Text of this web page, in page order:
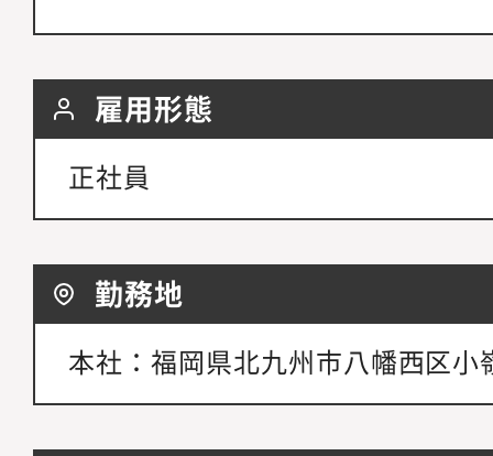
雇用形態
正社員
勤務地
本社：福岡県北九州市八幡西区小